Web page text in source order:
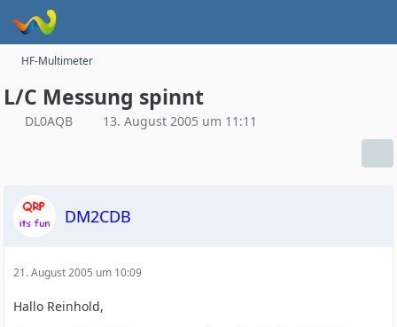
HF-Multimeter
L/C Messung spinnt
DL0AQB 13. August 2005 um 11:11
DM2CDB
21. August 2005 um 10:09
Hallo Reinhold,